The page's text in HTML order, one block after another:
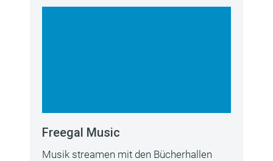
Freegal Music
Musik streamen mit den Bücherhallen